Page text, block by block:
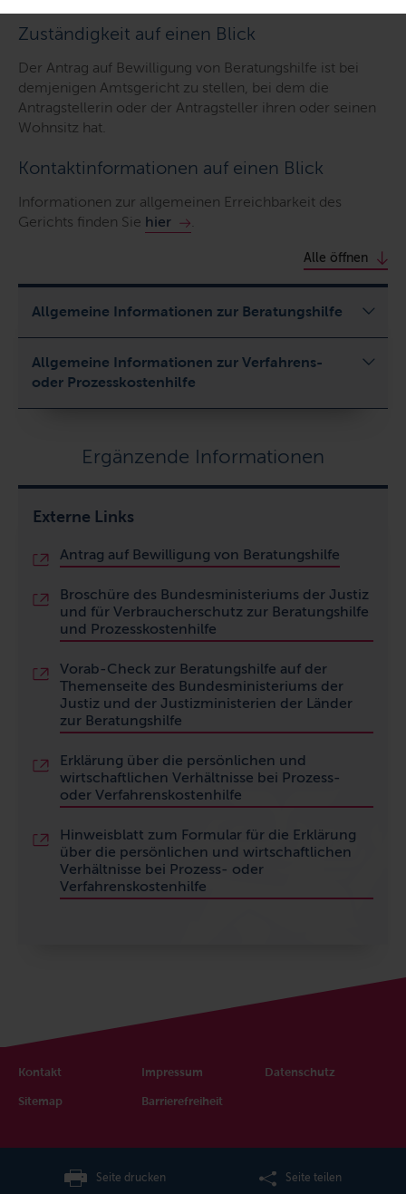
Zuständigkeit auf einen Blick
Der Antrag auf Bewilligung von Beratungshilfe ist bei
demjenigen Amtsgericht zu stellen, bei dem die
Antragstellerin oder der Antragsteller ihren oder seinen
Wohnsitz hat.
Kontaktinformationen auf einen Blick
Informationen zur allgemeinen Erreichbarkeit des
Gerichts finden Sie hier
Alle öffnen
Allgemeine Informationen zur Beratungshilfe
Allgemeine Informationen zur Verfahrens-
oder Prozesskostenhilfe
Ergänzende Informationen
Externe Links
Antrag auf Bewilligung von Beratungshilfe
Broschüre des Bundesministeriums der Justiz
und für Verbraucherschutz zur Beratungshilfe
und Prozesskostenhilfe
Vorab-Check zur Beratungshilfe auf der
Themenseite des Bundesministeriums der
Justiz und der Justizministerien der Länder
zur Beratungshilfe
Erklärung über die persönlichen und
wirtschaftlichen Verhältnisse bei Prozess-
oder Verfahrenskostenhilfe
Hinweisblatt zum Formular für die Erklärung
über die persönlichen und wirtschaftlichen
Verhältnisse bei Prozess- oder
Verfahrenskostenhilfe
Kontakt Impressum Datenschutz
Sitemap Barrierefreiheit
Seite drucken Seite teilen